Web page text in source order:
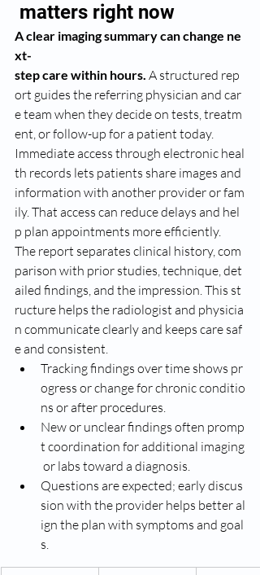
matters right now
A clear imaging summary can change ne
xt-
step care within hours. A structured rep
ort guides the referring physician and car
e team when they decide on tests, treatm
ent, or follow-up for a patient today.
Immediate access through electronic heal
th records lets patients share images and
information with another provider or fam
ily. That access can reduce delays and hel
p plan appointments more efficiently.
The report separates clinical history, com
parison with prior studies, technique, det
ailed findings, and the impression. This st
ructure helps the radiologist and physicia
n communicate clearly and keeps care saf
e and consistent.
Tracking findings over time shows pr
ogress or change for chronic conditio
ns or after procedures.
New or unclear findings often promp
t coordination for additional imaging
or labs toward a diagnosis.
Questions are expected; early discus
sion with the provider helps better al
ign the plan with symptoms and goal
s.